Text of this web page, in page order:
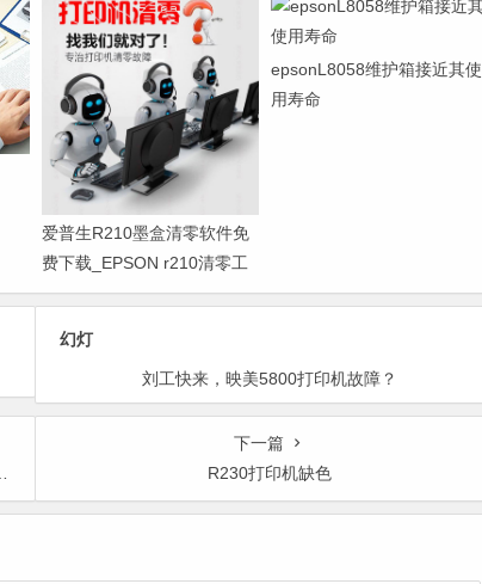
爱普生R210墨盒清零软件免
费下载_EPSON r210清零工
具
epsonL8058维护箱接近其使
用寿命
幻灯
请问哪有Epson 1500w清零软件？
下一篇
R230打印机缺色